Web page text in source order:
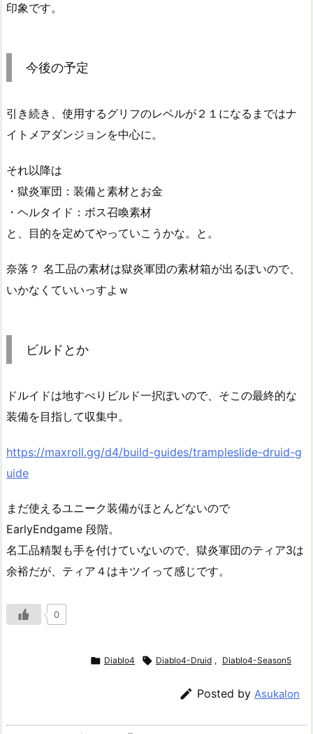
印象です。
今後の予定
引き続き、使用するグリフのレベルが２１になるまではナ
イトメアダンジョンを中心に。
それ以降は
・獄炎軍団：装備と素材とお金
・ヘルタイド：ボス召喚素材
と、目的を定めてやっていこうかな。と。
奈落？ 名工品の素材は獄炎軍団の素材箱が出るぽいので、
いかなくていいっすよｗ
ビルドとか
ドルイドは地すべりビルド一択ぽいので、そこの最終的な
装備を目指して収集中。
https://maxroll.gg/d4/build-guides/trampleslide-druid-g
uide
まだ使えるユニーク装備がほとんどないので
EarlyEndgame 段階。
名工品精製も手を付けていないので、獄炎軍団のティア3は
余裕だが、ティア４はキツイって感じです。
0
 Diablo4  Diablo4-Druid , Diablo4-Season5
 Posted by Asukalon